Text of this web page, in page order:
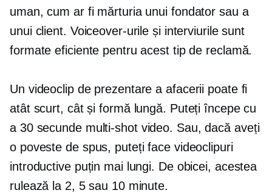
uman, cum ar fi mărturia unui fondator sau a
unui client. Voiceover-urile și interviurile sunt
formate eficiente pentru acest tip de reclamă.
Un videoclip de prezentare a afacerii poate fi
atât scurt, cât șiformă lungă. Puteți începe cu
a 30 secunde multi-shotvideo. Sau, dacă aveți
o poveste de spus, puteți face videoclipuri
introductive puțin mai lungi. De obicei, acestea
rulează la 2, 5 sau 10 minute.